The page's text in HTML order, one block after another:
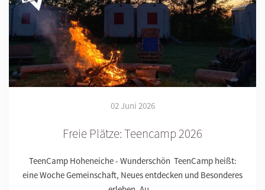
02 Juni 2026
Freie Plätze: Teencamp 2026
TeenCamp Hoheneiche - Wunderschön TeenCamp heißt:
eine Woche Gemeinschaft, Neues entdecken und Besonderes